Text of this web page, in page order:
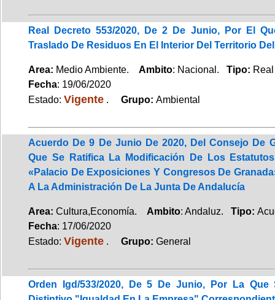
Real Decreto 553/2020, De 2 De Junio, Por El
Traslado De Residuos En El Interior Del Territorio
Area: Medio Ambiente. Ambito: Nacional. Tipo:
Fecha: 19/06/2020
Estado: Vigente . Grupo: Ambiental
Acuerdo De 9 De Junio De 2020, Del Consejo De
Que Se Ratifica La Modificación De Los
«Palacio De Exposiciones Y Congresos De
A La Administración De La Junta De Andalucía
Area: Cultura,Economía. Ambito: Andaluz. Tipo:
Fecha: 17/06/2020
Estado: Vigente . Grupo: General
Orden Igd/533/2020, De 5 De Junio, Por La Que